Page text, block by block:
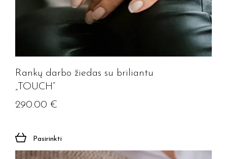
Rankų darbo žiedas su briliantu
„TOUCH”
290.00 €
Pasirinkti